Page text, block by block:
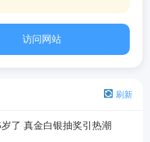
访问网站
刷新
了 真金白银抽奖引热潮